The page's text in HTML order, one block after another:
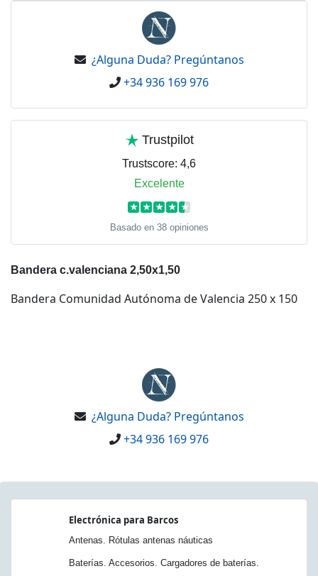
¿Alguna Duda? Pregúntanos
+34 936 169 976
Trustpilot
Trustscore: 4,6
Excelente
★ ★ ★ ★ ★
Basado en 38 opiniones
Bandera c.valenciana 2,50x1,50
Bandera Comunidad Autónoma de Valencia 250 x 150
¿Alguna Duda? Pregúntanos
+34 936 169 976
Electrónica para Barcos
Antenas. Rótulas antenas náuticas
Baterías. Accesorios. Cargadores de baterías.